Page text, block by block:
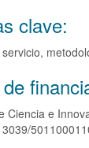
clave:
Ciencia e